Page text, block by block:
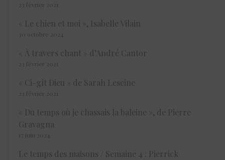
23 février 2021
« Le chien et moi », Isabelle Vilain
30 octobre 2024
« À travers chant » d’André Cantor
23 février 2021
« Ci-gît Dieu » de Sarah Leseine
23 février 2021
« Du temps où je chassais la baleine », de Pierre
Gravagna
17 juin 2024
Le temps des maisons / Semaine 4 : Pierrick